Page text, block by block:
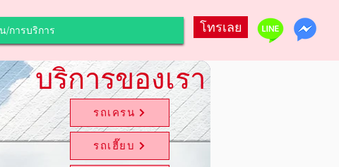
/การบริการ โทรเลย
บริการของเรา
รถเครน
รถเฮี๊ยบ